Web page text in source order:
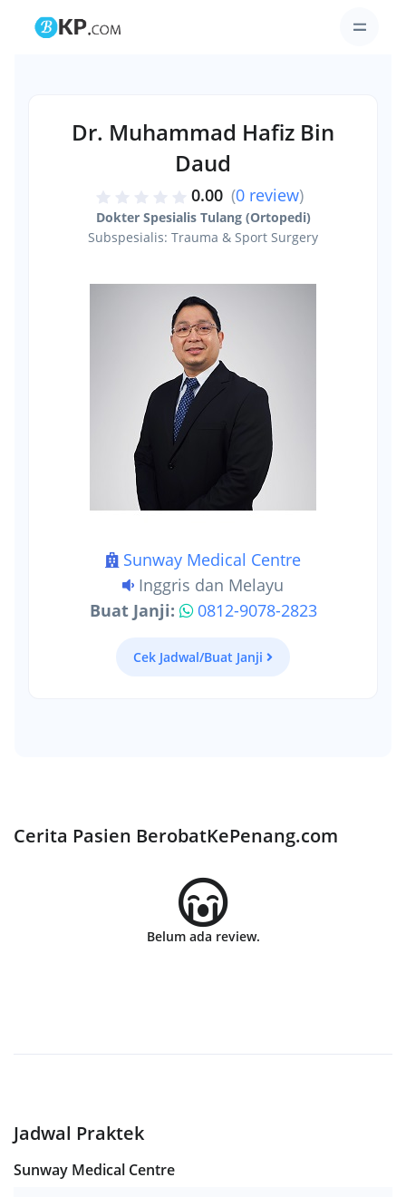
Dr. Muhammad Hafiz Bin
Daud
0.00 (0 review)
Dokter Spesialis Tulang (Ortopedi)
Subspesialis: Trauma & Sport Surgery
Sunway Medical Centre
Inggris dan Melayu
Buat Janji:
0812-9078-2823
Cek Jadwal/Buat Janji
Cerita Pasien BerobatKePenang.com
Belum ada review.
Jadwal Praktek
Sunway Medical Centre